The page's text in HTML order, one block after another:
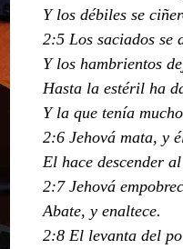
Y los débiles se
2:5 Los saciados se
Y los hambrientos
Hasta la estéril ha
Y la que tenía
2:6 Jehová mata, y
El hace descender
2:7 Jehová
Abate, y enaltece.
2:8 El levanta del